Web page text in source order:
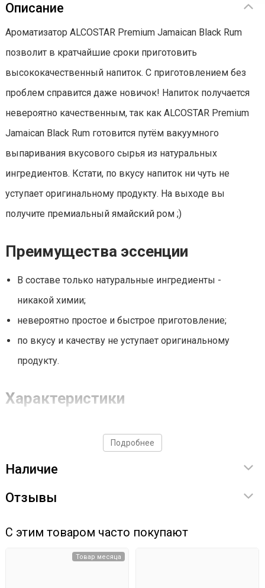
Описание
Ароматизатор ALCOSTAR Premium Jamaican Black Rum
позволит в кратчайшие сроки приготовить
высококачественный напиток. С приготовлением без
проблем справится даже новичок! Напиток получается
невероятно качественным, так как ALCOSTAR Premium
Jamaican Black Rum готовится путём вакуумного
выпаривания вкусового сырья из натуральных
ингредиентов. Кстати, по вкусу напиток ни чуть не
уступает оригинальному продукту. На выходе вы
получите премиальный ямайский ром ;)
Преимущества эссенции
В составе только натуральные ингредиенты -
никакой химии;
невероятно простое и быстрое приготовление;
по вкусу и качеству не уступает оригинальному
продукту.
Характеристики
бутылочка рассчитана на приготовление 3 л напитка;
объем - 30 мл;
Приготовление
Встряхнуть перед применением;
Подробнее
Наличие
Отзывы
С этим товаром часто покупают
Товар месяца